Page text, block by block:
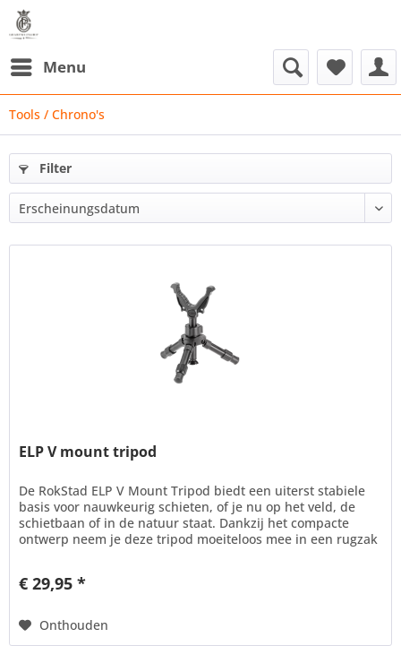
Menu
Tools / Chrono's
Filter
ELP V mount tripod
De RokStad ELP V Mount Tripod biedt een uiterst stabiele
basis voor nauwkeurig schieten, of je nu op het veld, de
schietbaan of in de natuur staat. Dankzij het compacte
ontwerp neem je deze tripod moeiteloos mee in een rugzak
€ 29,95 *
Onthouden